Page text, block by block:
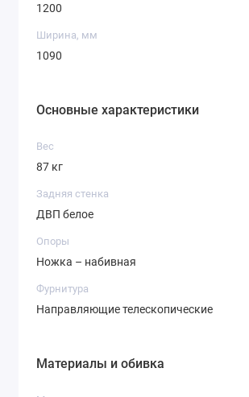
1200
Ширина, мм
1090
Основные характеристики
Вес
87 кг
Задняя стенка
ДВП белое
Опоры
Ножка – набивная
Фурнитура
Направляющие телескопические
Материалы и обивка